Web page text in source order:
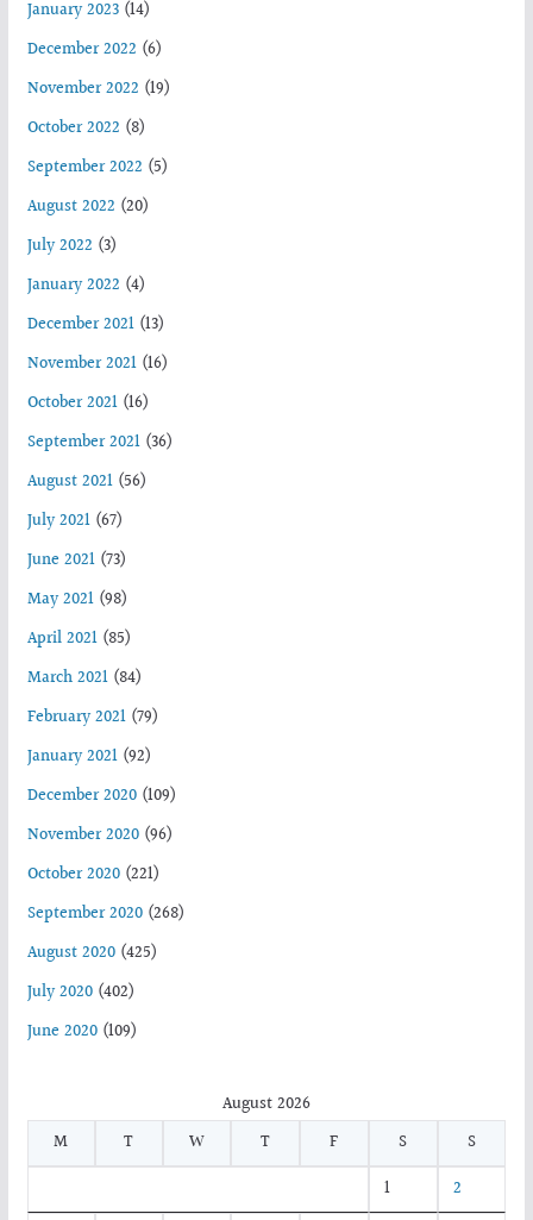
January 2023(14)
December 2022 (6)
November 2022 (19)
October 2022 (8)
September 2022 (5)
August 2022 (20)
July 2022 (3)
January 2022 (4)
December 2021(13)
November 2021(16)
October 2021(16)
September 2021(36)
August 2021(56)
July 2021(67)
June 2021(73)
May 2021(98)
April 2021(85)
March 2021(84)
February 2021(79)
January 2021(92)
December 2020(109)
November 2020(96)
October 2020(221)
September 2020(268)
August 2020(425)
July 2020(402)
June 2020(109)
August 2026
M
T W T F S
S
1
2